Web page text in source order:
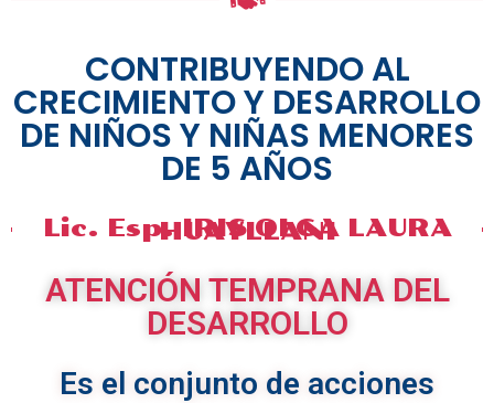
CONTRIBUYENDO AL
CRECIMIENTO Y DESARROLLO
DE NIÑOS Y NIÑAS MENORES
DE 5 AÑOS
Lic. Esp. IRIS OLGA LAURA
HUAYLLANI
ATENCIÓN TEMPRANA DEL
DESARROLLO
Es el conjunto de acciones